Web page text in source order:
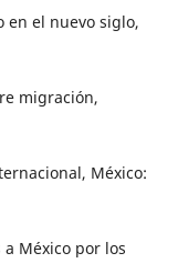
en el nuevo siglo,
migración,
México:
a México por los